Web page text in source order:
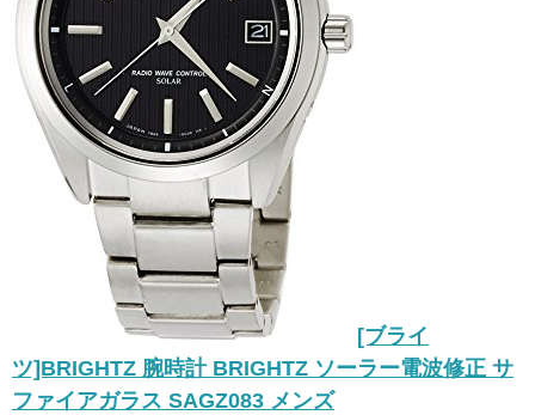
[ブライ
ツ]BRIGHTZ 腕時計 BRIGHTZ ソーラー電波修正 サ
ファイアガラス SAGZ083 メンズ